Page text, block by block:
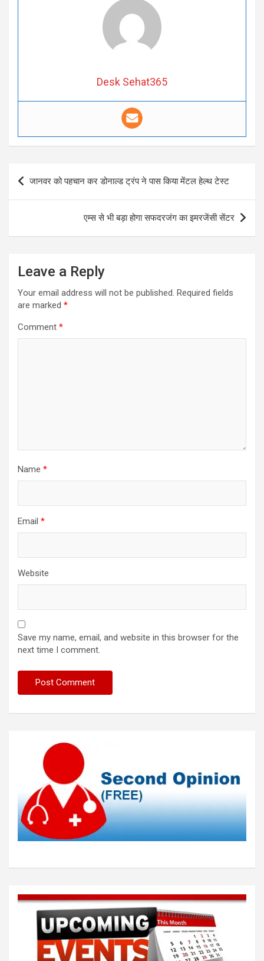
Desk Sehat365
Post
navigation
जानवर को पहचान कर डोनाल्ड ट्रंप ने पास किया मेंटल हेल्थ टेस्ट
एम्स से भी बड़ा होगा सफदरजंग का इमरजेंसी सेंटर
Leave a Reply
Your email address will not be published. Required fields
are marked *
Comment *
Name *
Email *
Website
Save my name, email, and website in this browser for the
next time I comment.